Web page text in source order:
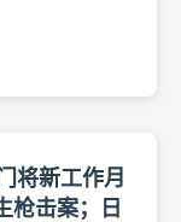
将新工作月
枪击案；日